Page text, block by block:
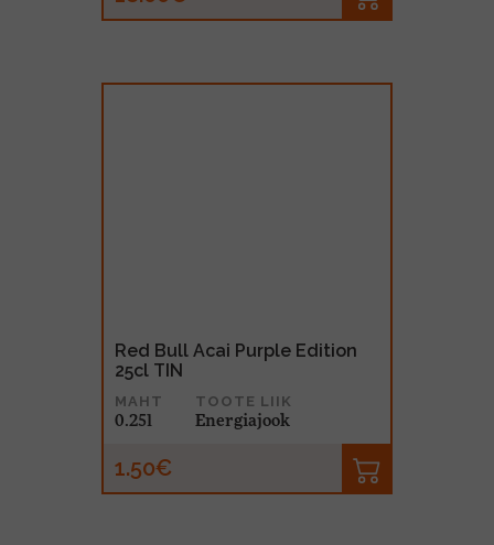
Red Bull Acai Purple Edition
25cl TIN
MAHT
0.25l
TOOTE LIIK
Energiajook
1.50€